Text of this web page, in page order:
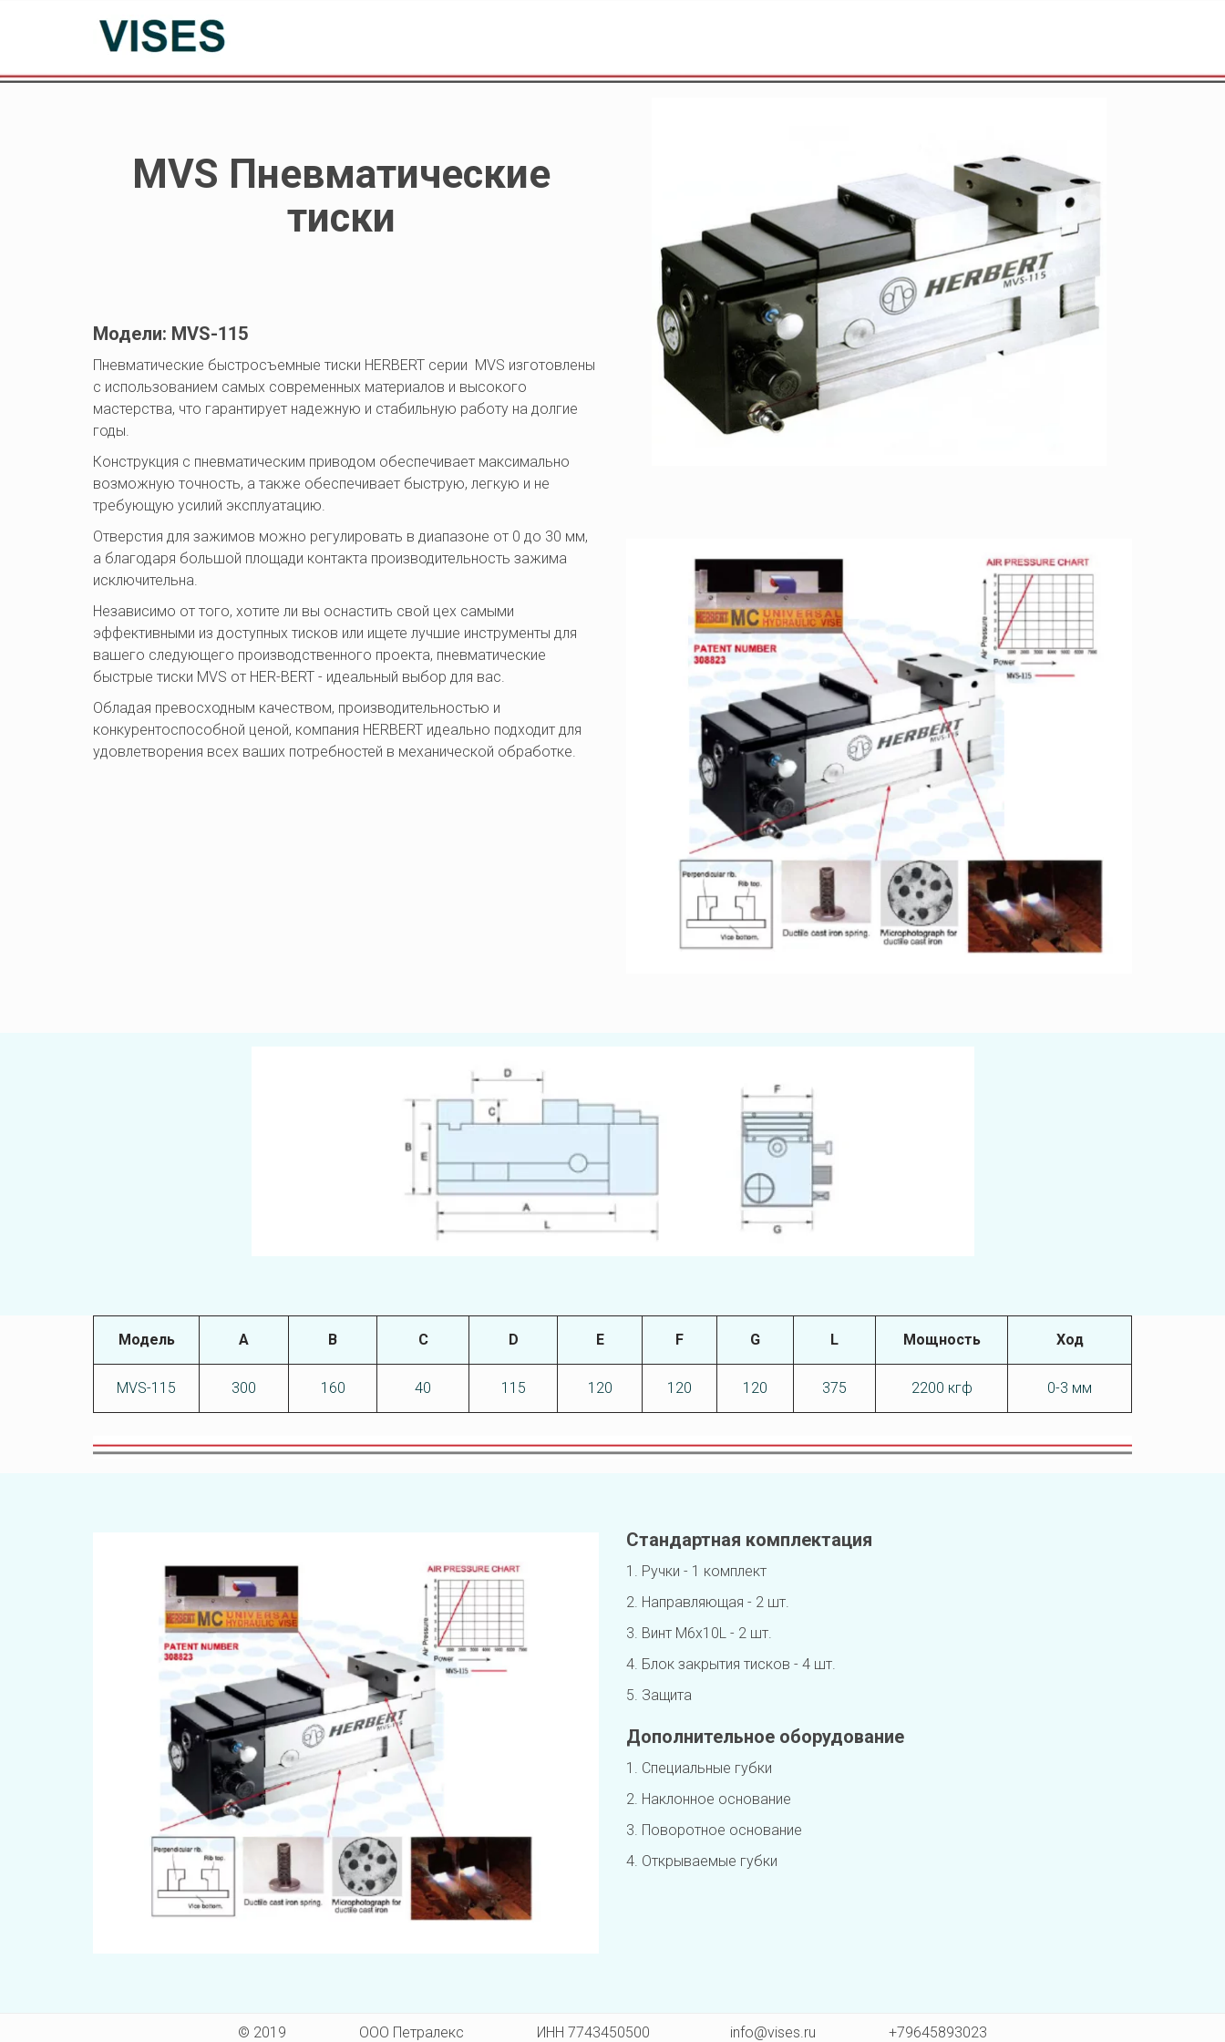
MVS Пневматические
тиски
Модели: MVS-115
Пневматические быстросъемные тиски HERBERT серии  MVS изготовлены
с использованием самых современных материалов и высокого
мастерства, что гарантирует надежную и стабильную работу на долгие
годы.
Конструкция с пневматическим приводом обеспечивает максимально
возможную точность, а также обеспечивает быструю, легкую и не
требующую усилий эксплуатацию.
Отверстия для зажимов можно регулировать в диапазоне от 0 до 30 мм,
а благодаря большой площади контакта производительность зажима
исключительна.
Независимо от того, хотите ли вы оснастить свой цех самыми
эффективными из доступных тисков или ищете лучшие инструменты для
вашего следующего производственного проекта, пневматические
быстрые тиски MVS от HER-BERT - идеальный выбор для вас.
Обладая превосходным качеством, производительностью и
конкурентоспособной ценой, компания HERBERT идеально подходит для
удовлетворения всех ваших потребностей в механической обработке.
Модель А В C D E F G L Мощность Ход
MVS-115 300 160 40 115 120 120 120 375 2200 кгф 0-3 мм
Стандартная комплектация
1. Ручки - 1 комплект
2. Направляющая - 2 шт.
3. Винт M6x10L - 2 шт.
4. Блок закрытия тисков - 4 шт.
5. Защита
Дополнительное оборудование
1. Специальные губки
2. Наклонное основание
3. Поворотное основание
4. Открываемые губки
© 2019                    ООО Петралекс                    ИНН 7743450500                      info@vises.ru                    +79645893023